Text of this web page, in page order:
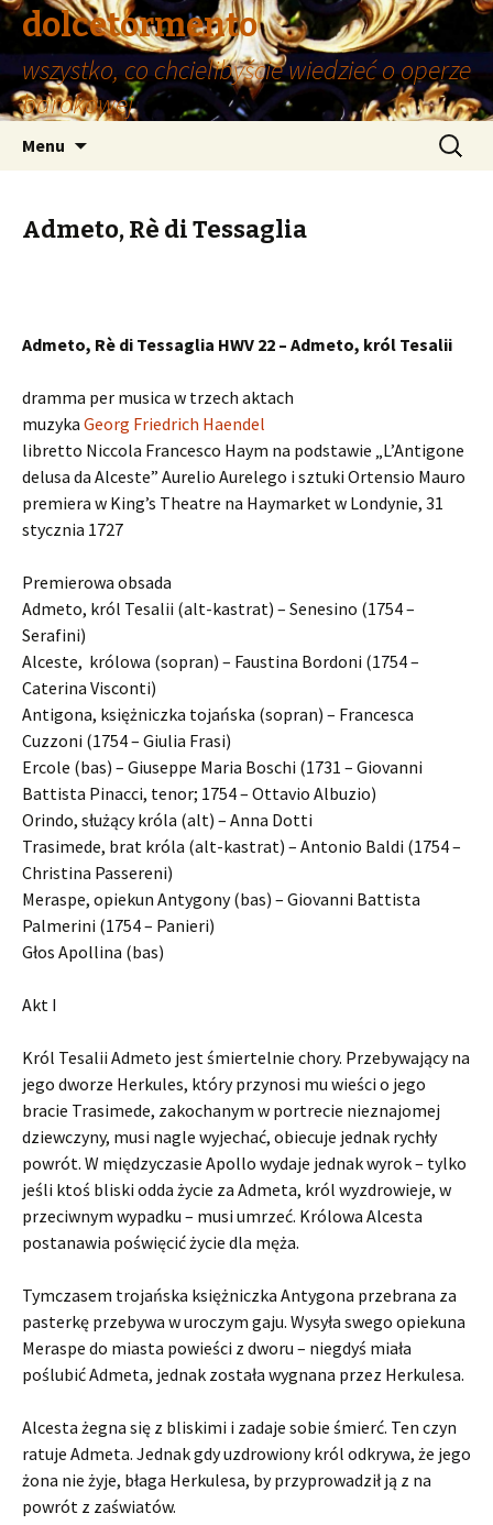
dolcetormento
wszystko, co chcielibyście wiedzieć o operze
barokowej
Menu Szukaj:
Admeto, Rè di Tessaglia
Admeto, Rè di Tessaglia HWV 22 – Admeto, król Tesalii
dramma per musica w trzech aktach
muzyka Georg Friedrich Haendel
libretto Niccola Francesco Haym na podstawie „L’Antigone
delusa da Alceste” Aurelio Aurelego i sztuki Ortensio Mauro
premiera w King’s Theatre na Haymarket w Londynie, 31
stycznia 1727
Premierowa obsada
Admeto, król Tesalii (alt-kastrat) – Senesino (1754 –
Serafini)
Alceste, królowa (sopran) – Faustina Bordoni (1754 –
Caterina Visconti)
Antigona, księżniczka tojańska (sopran) – Francesca
Cuzzoni (1754 – Giulia Frasi)
Ercole (bas) – Giuseppe Maria Boschi (1731 – Giovanni
Battista Pinacci, tenor; 1754 – Ottavio Albuzio)
Orindo, służący króla (alt) – Anna Dotti
Trasimede, brat króla (alt-kastrat) – Antonio Baldi (1754 –
Christina Passereni)
Meraspe, opiekun Antygony (bas) – Giovanni Battista
Palmerini (1754 – Panieri)
Głos Apollina (bas)
Akt I
Król Tesalii Admeto jest śmiertelnie chory. Przebywający na
jego dworze Herkules, który przynosi mu wieści o jego
bracie Trasimede, zakochanym w portrecie nieznajomej
dziewczyny, musi nagle wyjechać, obiecuje jednak rychły
powrót. W międzyczasie Apollo wydaje jednak wyrok – tylko
jeśli ktoś bliski odda życie za Admeta, król wyzdrowieje, w
przeciwnym wypadku – musi umrzeć. Królowa Alcesta
postanawia poświęcić życie dla męża.
Tymczasem trojańska księżniczka Antygona przebrana za
pasterkę przebywa w uroczym gaju. Wysyła swego opiekuna
Meraspe do miasta powieści z dworu – niegdyś miała
poślubić Admeta, jednak została wygnana przez Herkulesa.
Alcesta żegna się z bliskimi i zadaje sobie śmierć. Ten czyn
ratuje Admeta. Jednak gdy uzdrowiony król odkrywa, że jego
żona nie żyje, błaga Herkulesa, by przyprowadził ją z na
powrót z zaświatów.